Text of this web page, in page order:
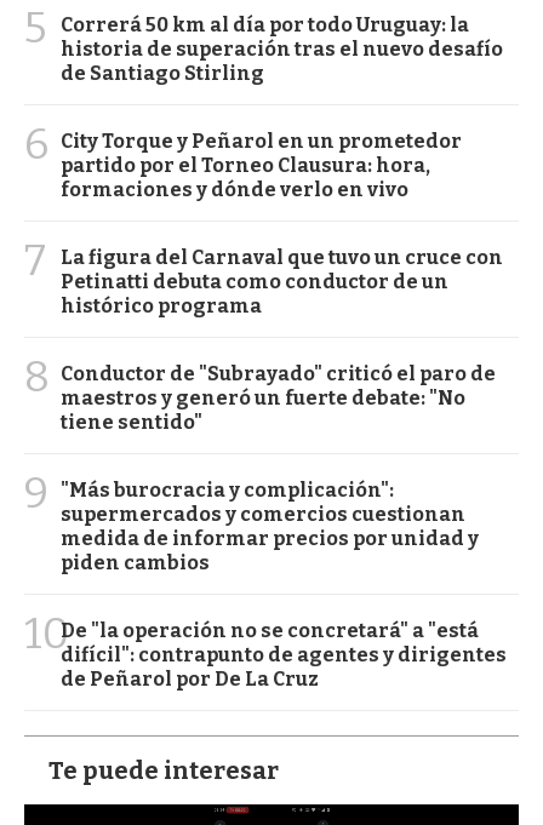
5
Correrá 50 km al día por todo Uruguay: la
historia de superación tras el nuevo desafío
de Santiago Stirling
6
City Torque y Peñarol en un prometedor
partido por el Torneo Clausura: hora,
formaciones y dónde verlo en vivo
7
La figura del Carnaval que tuvo un cruce con
Petinatti debuta como conductor de un
histórico programa
8
Conductor de "Subrayado" criticó el paro de
maestros y generó un fuerte debate: "No
tiene sentido"
9
"Más burocracia y complicación":
supermercados y comercios cuestionan
medida de informar precios por unidad y
piden cambios
10De "la operación no se concretará" a "está
difícil": contrapunto de agentes y dirigentes
de Peñarol por De La Cruz
Te puede interesar